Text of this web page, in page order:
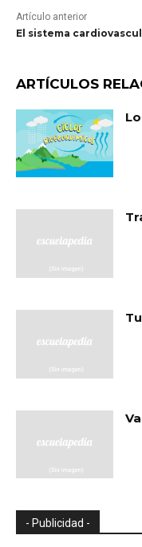
Artículo anterior
El sistema
ARTÍCULOS
- Publicidad -